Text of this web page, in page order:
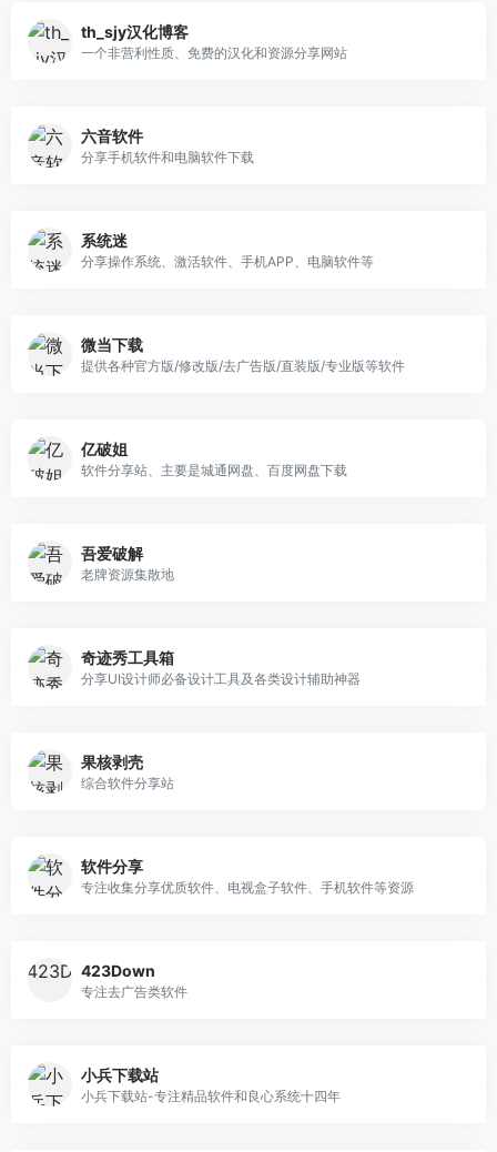
th_sjy汉化博客
一个非营利性质、免费的汉化和资源分享网站
六音软件
分享手机软件和电脑软件下载
系统迷
分享操作系统、激活软件、手机APP、电脑软件等
微当下载
提供各种官方版/修改版/去广告版/直装版/专业版等软件
亿破姐
软件分享站、主要是城通网盘、百度网盘下载
吾爱破解
老牌资源集散地
奇迹秀工具箱
分享UI设计师必备设计工具及各类设计辅助神器
果核剥壳
综合软件分享站
软件分享
专注收集分享优质软件、电视盒子软件、手机软件等资源
423Down
专注去广告类软件
小兵下载站
小兵下载站-专注精品软件和良心系统十四年